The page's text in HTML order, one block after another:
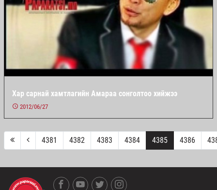
Хар сарнай хамтлагийн Амараа сонголтоо хийжээ
2012/06/27
4381 4382 4383 4384 4385 4386